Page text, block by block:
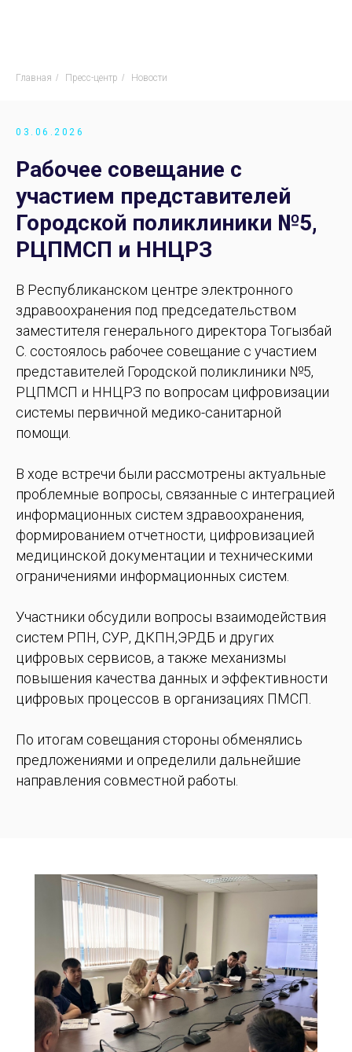
Главная / Пресс-центр / Новости
03.06.2026
Рабочее совещание с
участием представителей
Городской поликлиники №5,
РЦПМСП и ННЦРЗ
В Республиканском центре электронного
здравоохранения под председательством
заместителя генерального директора Тогызбай
С. состоялось рабочее совещание с участием
представителей Городской поликлиники №5,
РЦПМСП и ННЦРЗ по вопросам цифровизации
системы первичной медико-санитарной
помощи.
В ходе встречи были рассмотрены актуальные
проблемные вопросы, связанные с интеграцией
информационных систем здравоохранения,
формированием отчетности, цифровизацией
медицинской документации и техническими
ограничениями информационных систем.
Участники обсудили вопросы взаимодействия
систем РПН, СУР, ДКПН,ЭРДБ и других
цифровых сервисов, а также механизмы
повышения качества данных и эффективности
цифровых процессов в организациях ПМСП.
По итогам совещания стороны обменялись
предложениями и определили дальнейшие
направления совместной работы.